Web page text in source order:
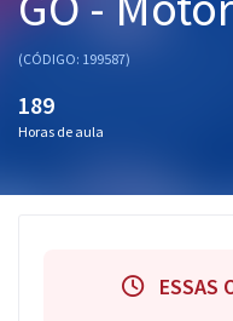
OAB
Mentorias
(CÓDIGO: 199587)
189
Horas de aula
ESSAS